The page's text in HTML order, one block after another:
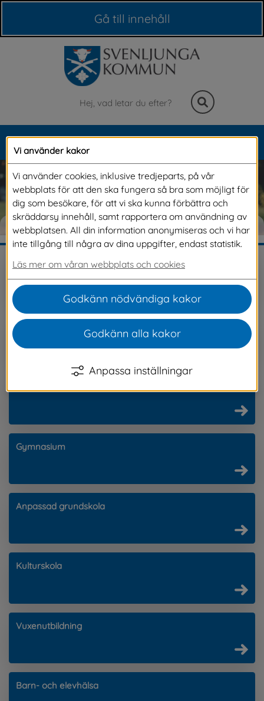
Gå till innehåll
Sök
Meny
BARN & UTBILDNING
Förskola
Fritidshem
Gymnasium
Anpassad grundskola
Kulturskola
Vuxenutbildning
Barn- och elevhälsa
Vi använder kakor
Vi använder cookies, inklusive tredjeparts, på vår
webbplats för att den ska fungera så bra som möjligt för
dig som besökare, för att vi ska kunna förbättra och
skräddarsy innehåll, samt rapportera om användning av
webbplatsen. All din information anonymiseras och vi har
inte tillgång till några av dina uppgifter, endast statistik.
Läs mer om våran webbplats och cookies
Godkänn nödvändiga kakor
Godkänn alla kakor
Anpassa inställningar